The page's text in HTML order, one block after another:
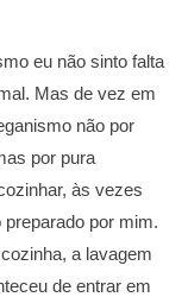
eu não sinto falta
Mas de vez em
não por
por pura
às vezes
por mim.
a lavagem
de entrar em